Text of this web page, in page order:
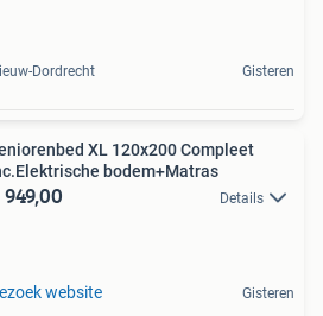
Dordrecht Gisteren
XL 120x200 Compleet
bodem+Matras
Details
website Gisteren